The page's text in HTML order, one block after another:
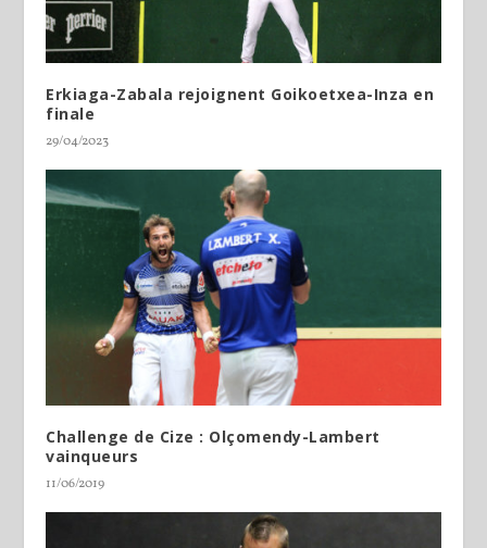
Erkiaga-Zabala rejoignent Goikoetxea-Inza en
finale
29/04/2023
Challenge de Cize : Olçomendy-Lambert
vainqueurs
11/06/2019